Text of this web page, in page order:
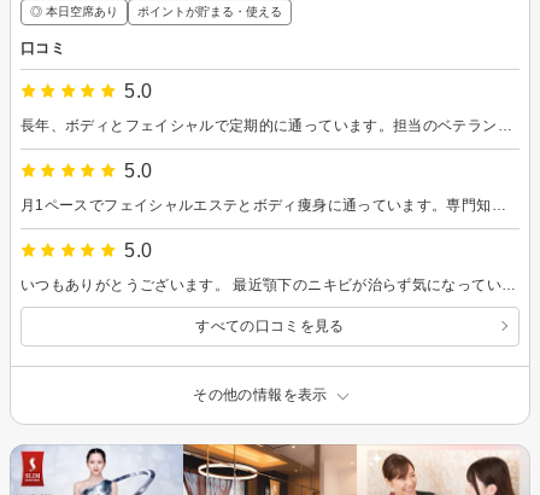
◎ 本日空席あり ポイントが貯まる・使える
口コミ
5.0
5.0
5.0
いつもありがとうございます。 最近顎下のニキビが治らず気になっていましたが、施術後は炎症も落ち着き、赤みのあった部分も綺麗になりました。 今後ともよろしくお願いいたします。
すべての口コミを見る
その他の情報を表示